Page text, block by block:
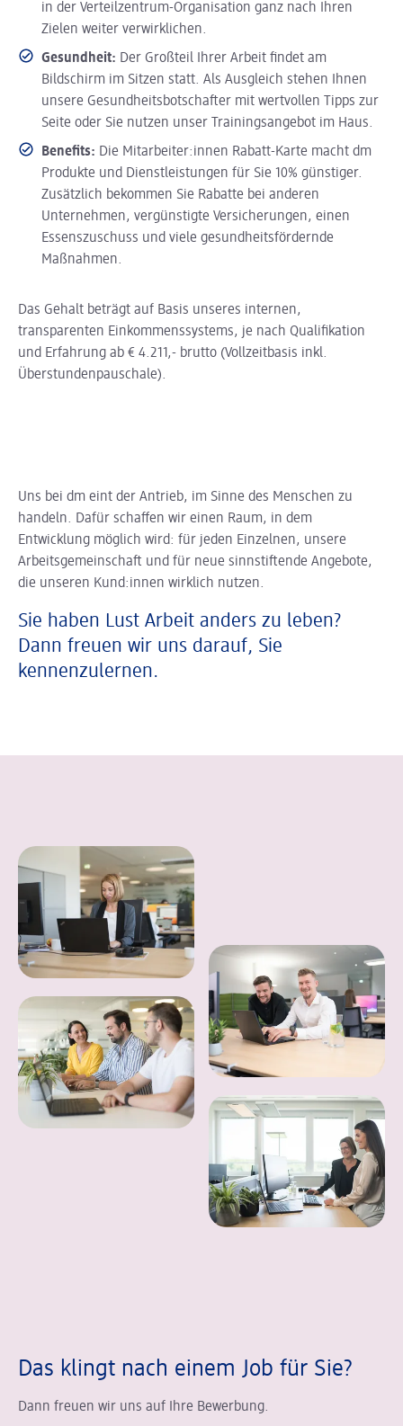
in der Verteilzentrum-Organisation ganz nach Ihren
Zielen weiter verwirklichen.
Gesundheit: Der Großteil Ihrer Arbeit findet am
Bildschirm im Sitzen statt. Als Ausgleich stehen Ihnen
unsere Gesundheitsbotschafter mit wertvollen Tipps zur
Seite oder Sie nutzen unser Trainingsangebot im Haus.
Benefits: Die Mitarbeiter:innen Rabatt-Karte macht dm
Produkte und Dienstleistungen für Sie 10% günstiger.
Zusätzlich bekommen Sie Rabatte bei anderen
Unternehmen, vergünstigte Versicherungen, einen
Essenszuschuss und viele gesundheitsfördernde
Maßnahmen.
Das Gehalt beträgt auf Basis unseres internen,
transparenten Einkommenssystems, je nach Qualifikation
und Erfahrung ab € 4.211,- brutto (Vollzeitbasis inkl.
Überstundenpauschale).
Uns bei dm eint der Antrieb, im Sinne des Menschen zu
handeln. Dafür schaffen wir einen Raum, in dem
Entwicklung möglich wird: für jeden Einzelnen, unsere
Arbeitsgemeinschaft und für neue sinnstiftende Angebote,
die unseren Kund:innen wirklich nutzen.
Sie haben Lust Arbeit anders zu leben?
Dann freuen wir uns darauf, Sie
kennenzulernen.
In einer Bildergalerie sind verschiedene
Das klingt nach einem Job für Sie?
Dann freuen wir uns auf Ihre Bewerbung.